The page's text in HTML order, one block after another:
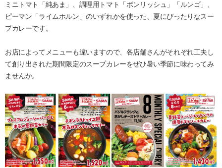
ミニトマト「純あま」、調理用トマト「ボンリッシュ」「ルンゴ」、
ピーマン「ライムホルン」のいずれかを使った、夏にぴったりなスー
プカレーです。
お店によってメニューも違いますので、各店舗さんがそれぞれ工夫し
て創り出された期間限定のスープカレーをぜひ暑い季節に味わってみ
ませんか。